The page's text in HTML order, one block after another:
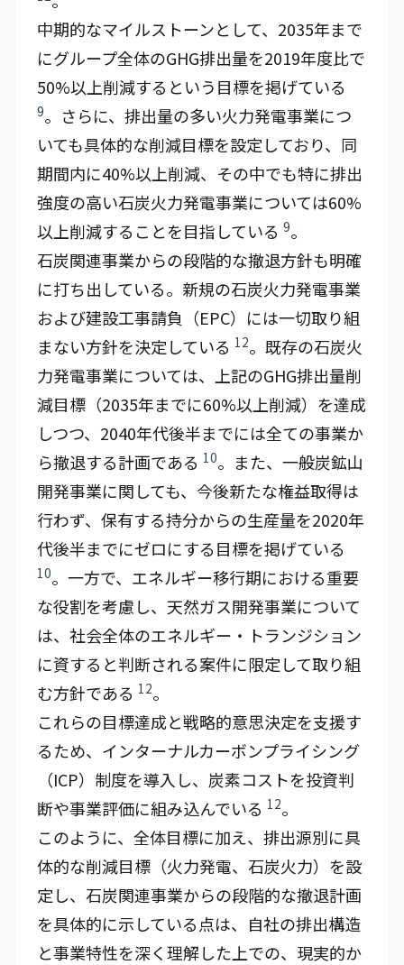
中期的なマイルストーンとして、2035年まで
にグループ全体のGHG排出量を2019年度比で
50%以上削減するという目標を掲げている
9。さらに、排出量の多い火力発電事業につ
いても具体的な削減目標を設定しており、同
期間内に40%以上削減、その中でも特に排出
強度の高い石炭火力発電事業については60%
以上削減することを目指している 9。
石炭関連事業からの段階的な撤退方針も明確
に打ち出している。新規の石炭火力発電事業
および建設工事請負（EPC）には一切取り組
まない方針を決定している 12。既存の石炭火
力発電事業については、上記のGHG排出量削
減目標（2035年までに60%以上削減）を達成
しつつ、2040年代後半までには全ての事業か
ら撤退する計画である 10。また、一般炭鉱山
開発事業に関しても、今後新たな権益取得は
行わず、保有する持分からの生産量を2020年
代後半までにゼロにする目標を掲げている
10。一方で、エネルギー移行期における重要
な役割を考慮し、天然ガス開発事業について
は、社会全体のエネルギー・トランジション
に資すると判断される案件に限定して取り組
む方針である 12。
これらの目標達成と戦略的意思決定を支援す
るため、インターナルカーボンプライシング
（ICP）制度を導入し、炭素コストを投資判
断や事業評価に組み込んでいる 12。
このように、全体目標に加え、排出源別に具
体的な削減目標（火力発電、石炭火力）を設
定し、石炭関連事業からの段階的な撤退計画
を具体的に示している点は、自社の排出構造
と事業特性を深く理解した上での、現実的か